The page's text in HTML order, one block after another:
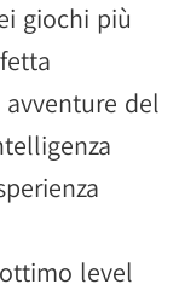
giochi più
del
level